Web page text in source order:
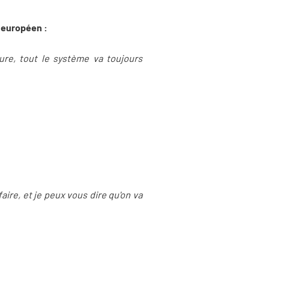
:
tout le système va toujours
et je peux vous dire qu'on va